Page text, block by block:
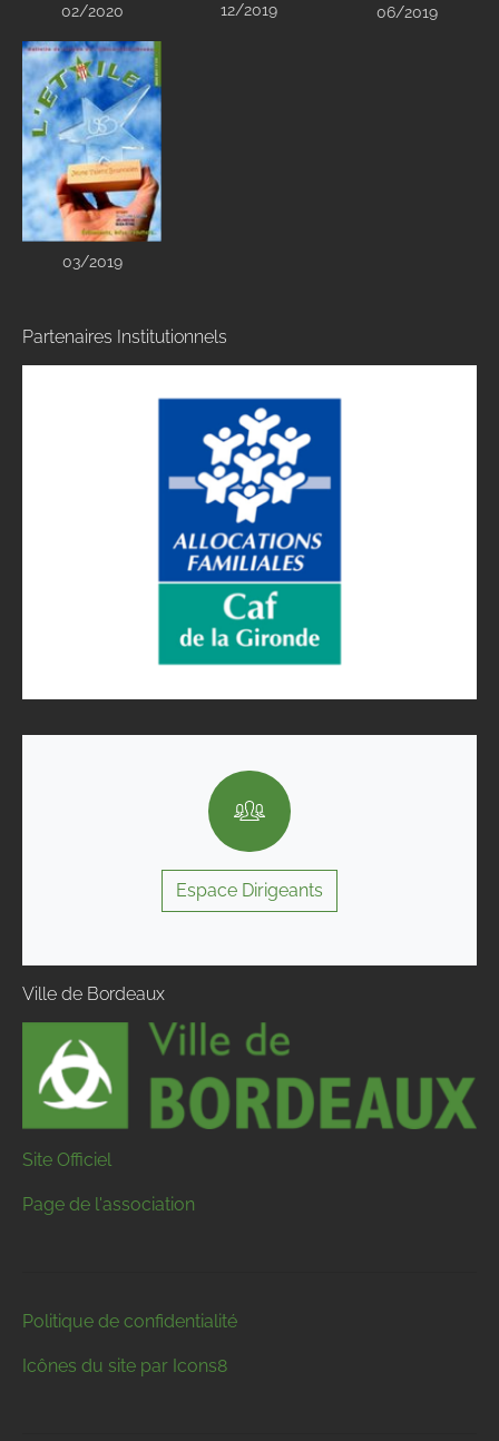
02/2020 12/2019 06/2019
03/2019
Partenaires Institutionnels
Espace Dirigeants
Ville de Bordeaux
Site Officiel
Page de l'association
Politique de confidentialité
Icônes du site par Icons8